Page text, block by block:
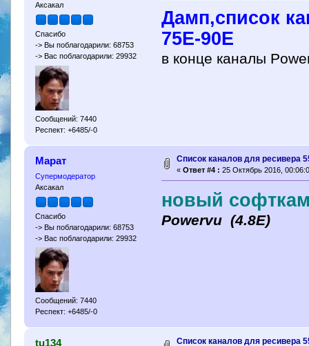
Аксакал
Спасибо
-> Вы поблагодарили: 68753
-> Вас поблагодарили: 29932
Сообщений: 7440
Респект: +6485/-0
Дамп,список
75Е-90Е
в конце каналы
Марат
Супермодератор
Аксакал
Спасибо
-> Вы поблагодарили: 68753
-> Вас поблагодарили: 29932
Сообщений: 7440
Респект: +6485/-0
Cписок каналов для ресивера
« Ответ #4 : 25 Октябрь 2016,
новый
Powervu (4.8Е)
tu134 Cписок каналов для ресивера